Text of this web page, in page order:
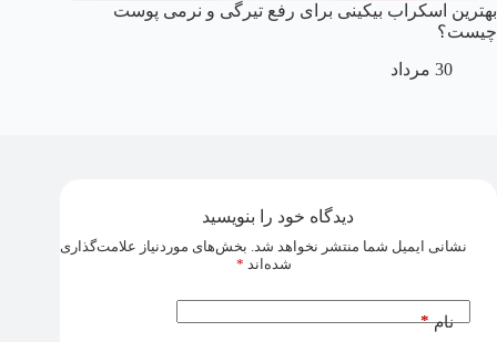
بهترین اسکراب بیکینی برای رفع تیرگی و نرمی پوست
چیست؟
30 مرداد
دیدگاه خود را بنویسید
نشانی ایمیل شما منتشر نخواهد شد. بخش‌های موردنیاز علامت‌گذاری
شده‌اند *
نام*